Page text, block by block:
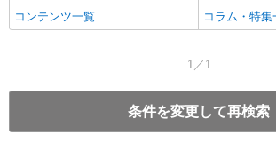
コンテンツ一覧
コラム・特集
1／1
条件を変更して再検索